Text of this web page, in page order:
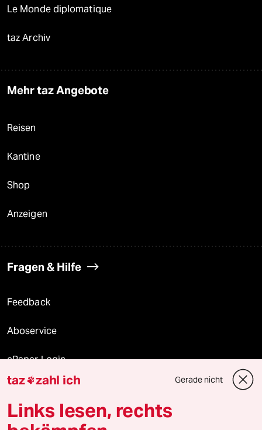
Le Monde diplomatique
taz Archiv
Mehr taz Angebote
Reisen
Kantine
Shop
Anzeigen
Fragen & Hilfe
Feedback
Aboservice
ePaper Login
Downloads für Abonnierende
taz zahl ich Gerade nicht
Links lesen, rechts